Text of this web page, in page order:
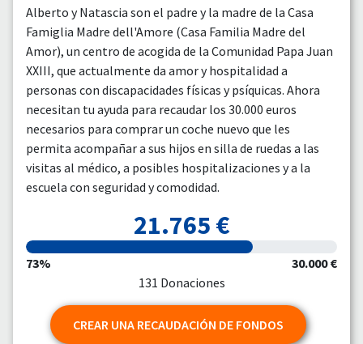
Alberto y Natascia son el padre y la madre de la Casa
Famiglia Madre dell'Amore (Casa Familia Madre del
Amor), un centro de acogida de la Comunidad Papa Juan
XXIII, que actualmente da amor y hospitalidad a
personas con discapacidades físicas y psíquicas. Ahora
necesitan tu ayuda para recaudar los 30.000 euros
necesarios para comprar un coche nuevo que les
permita acompañar a sus hijos en silla de ruedas a las
visitas al médico, a posibles hospitalizaciones y a la
escuela con seguridad y comodidad.
21.765 €
73%
30.000 €
131 Donaciones
CREAR UNA RECAUDACIÓN DE FONDOS